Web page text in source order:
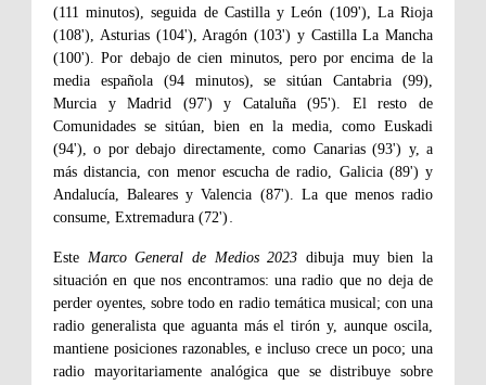
(111 minutos), seguida de Castilla y León (109'), La Rioja
(108'), Asturias (104'), Aragón (103') y Castilla La Mancha
(100'). Por debajo de cien minutos, pero por encima de la
media española (94 minutos), se sitúan Cantabria (99),
Murcia y Madrid (97') y Cataluña (95'). El resto de
Comunidades se sitúan, bien en la media, como Euskadi
(94'), o por debajo directamente, como Canarias (93') y, a
más distancia, con menor escucha de radio, Galicia (89') y
Andalucía, Baleares y Valencia (87'). La que menos radio
consume, Extremadura (72') .
Este Marco General de Medios 2023 dibuja muy bien la
situación en que nos encontramos: una radio que no deja de
perder oyentes, sobre todo en radio temática musical; con una
radio generalista que aguanta más el tirón y, aunque oscila,
mantiene posiciones razonables, e incluso crece un poco; una
radio mayoritariamente analógica que se distribuye sobre